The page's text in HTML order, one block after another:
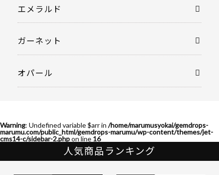
エメラルド
ガーネット
オパール
Warning: Undefined variable $arr in /home/marumusyokai/gemdrops-
marumu.com/public_html/gemdrops-marumu/wp-content/themes/jet-
cms14-c/sidebar-2.phpon line 16
人気商品ランキング